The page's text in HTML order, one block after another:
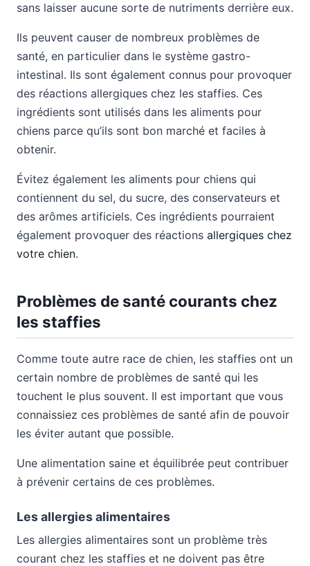
sans laisser aucune sorte de nutriments derrière eux.
Ils peuvent causer de nombreux problèmes de
santé, en particulier dans le système gastro-
intestinal. Ils sont également connus pour provoquer
des réactions allergiques chez les staffies. Ces
ingrédients sont utilisés dans les aliments pour
chiens parce qu’ils sont bon marché et faciles à
obtenir.
Évitez également les aliments pour chiens qui
contiennent du sel, du sucre, des conservateurs et
des arômes artificiels. Ces ingrédients pourraient
également provoquer des réactions allergiques chez
votre chien.
Problèmes de santé courants chez
les staffies
Comme toute autre race de chien, les staffies ont un
certain nombre de problèmes de santé qui les
touchent le plus souvent. Il est important que vous
connaissiez ces problèmes de santé afin de pouvoir
les éviter autant que possible.
Une alimentation saine et équilibrée peut contribuer
à prévenir certains de ces problèmes.
Les allergies alimentaires
Les allergies alimentaires sont un problème très
courant chez les staffies et ne doivent pas être